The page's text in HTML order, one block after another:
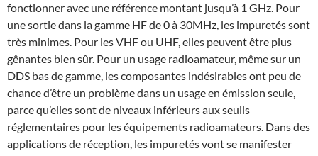
fonctionner avec une référence montant jusqu’à 1 GHz. Pour
une sortie dans la gamme HF de 0 à 30MHz, les impuretés sont
très minimes. Pour les VHF ou UHF, elles peuvent être plus
gênantes bien sûr. Pour un usage radioamateur, même sur un
DDS bas de gamme, les composantes indésirables ont peu de
chance d’être un problème dans un usage en émission seule,
parce qu’elles sont de niveaux inférieurs aux seuils
réglementaires pour les équipements radioamateurs. Dans des
applications de réception, les impuretés vont se manifester